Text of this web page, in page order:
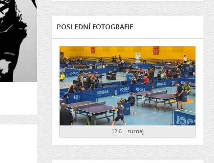
POSLEDNÍ FOTOGRAFIE
12.6. - turnaj